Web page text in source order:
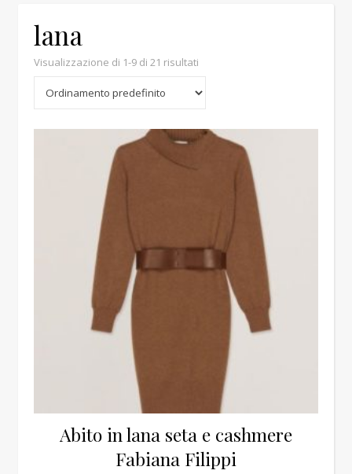
lana
Visualizzazione di 1-9 di 21 risultati
Abito in lana seta e cashmere
Fabiana Filippi